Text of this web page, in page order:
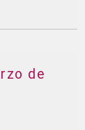
de